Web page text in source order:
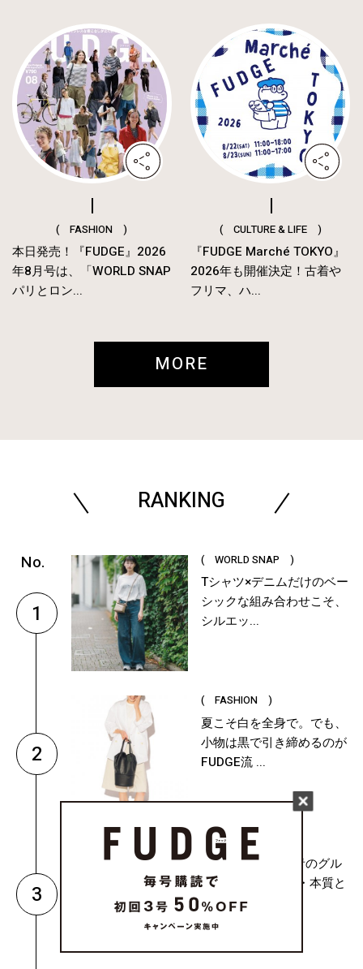
( FASHION )
本日発売！『FUDGE』2026
年8月号は、「WORLD SNAP
パリとロン...
( CULTURE & LIFE )
『FUDGE Marché TOKYO』
2026年も開催決定！古着や
フリマ、ハ...
MORE
RANKING
1
( WORLD SNAP )
Tシャツ×デニムだけのベー
シックな組み合わせこそ、
シルエッ...
2
( FASHION )
夏こそ白を全身で。でも、
小物は黒で引き締めるのが
FUDGE流 ...
3
( CULTURE & LIFE )
8月がスタート！青のグル
ープ × □ の水瓶座・本質と
運命は？...